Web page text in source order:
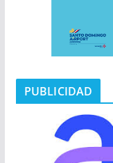
PUBLICIDAD